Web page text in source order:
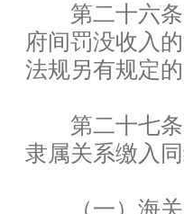
第二十六条
府间罚没收入
法规另有规定
第二十七条
隶属关系缴入
（一）海关